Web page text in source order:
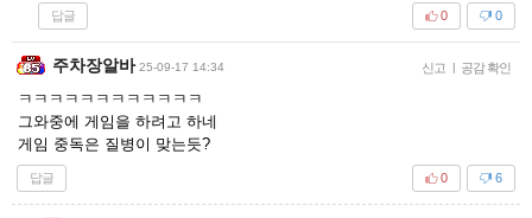
답글 0
0
주차장알바 25-09-17 14:34 신고 | 공감 확인
ㅋㅋㅋㅋㅋㅋㅋㅋㅋㅋㅋㅋ
그와중에 게임을 하려고 하네
게임 중독은 질병이 맞는듯?
답글 6
0